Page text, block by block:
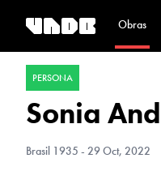
Obras
PERSONA
Sonia
Brasil 1935 - 29 Oct, 2022